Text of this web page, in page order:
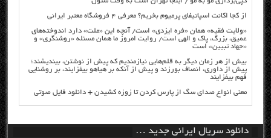
از کجا اکانت اسپاتیفای پرمیوم بخریم؟ معرفی ۴ فروشگاه معتبر ایرانی
«ولایت فقیه» همان «فره ایزدی» است/ آنچه این «ملت» دارد اندوخته‌های
عمیق، بزرگ، پاک و الهی است/ روایت امروز ما همان مسئله «روشنگری» و
«جهاد تبیین» است
بیش از هر زمان دیگر به قلم‌هایی نیازمندیم که پیش از نوشتن، بیندیشند؛
پیش از داوری، انصاف بورزند و پیش از آنکه بر هیاهو بیفزایند، بر روشنایی
فهم بیفزایند
معنی انواع صدای سگ از پارس کردن تا زوزه کشیدن + دانلود فایل صوتی
دانلود سریال ایرانی جدید …